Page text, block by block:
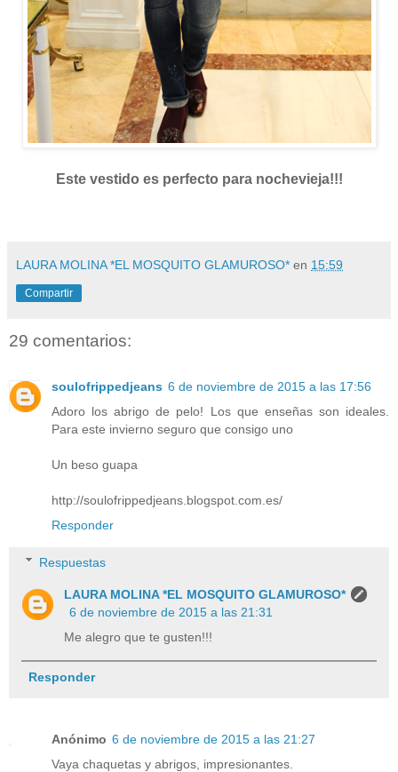
Este vestido es perfecto para nochevieja!!!
LAURA MOLINA *EL MOSQUITO GLAMUROSO* en 15:59
Compartir
29 comentarios:
soulofrippedjeans 6 de noviembre de 2015 a las 17:56
Adoro los abrigo de pelo! Los que enseñas son ideales.
Para este invierno seguro que consigo uno
Un beso guapa
http://soulofrippedjeans.blogspot.com.es/
Responder
Respuestas
LAURA MOLINA *EL MOSQUITO GLAMUROSO*
6 de noviembre de 2015 a las 21:31
Me alegro que te gusten!!!
Responder
Anónimo 6 de noviembre de 2015 a las 21:27
Vaya chaquetas y abrigos, impresionantes.